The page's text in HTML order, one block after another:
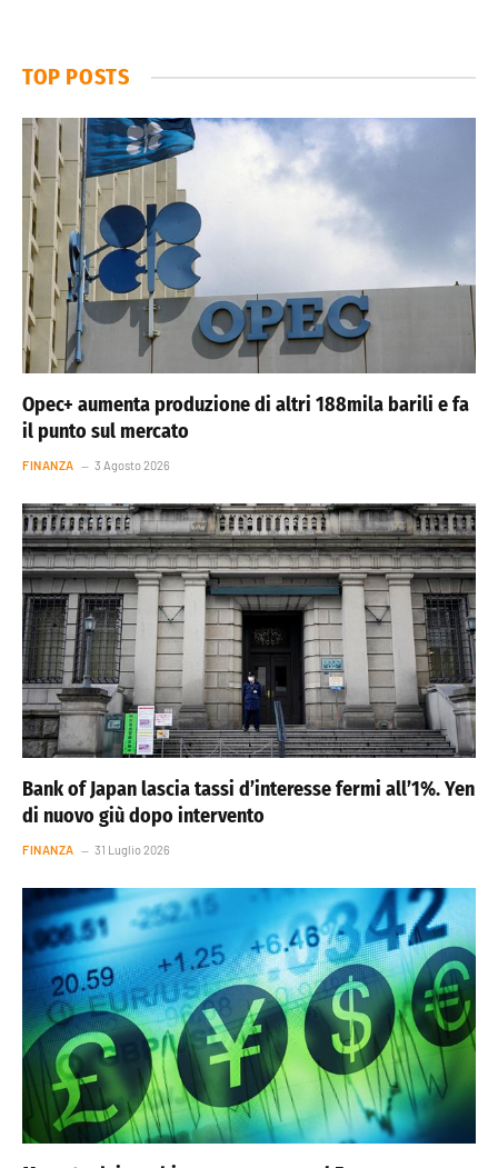
TOP POSTS
Opec+ aumenta produzione di altri 188mila barili e fa
il punto sul mercato
FINANZA 3 Agosto 2026
Bank of Japan lascia tassi d’interesse fermi all’1%. Yen
di nuovo giù dopo intervento
FINANZA 31 Luglio 2026